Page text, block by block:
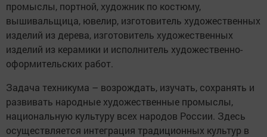
промыслы, портной, художник по костюму,
вышивальщица, ювелир, изготовитель художественных
изделий из дерева, изготовитель художественных
изделий из керамики и исполнитель художественно-
оформительских работ.
Задача техникума – возрождать, изучать, сохранять и
развивать народные художественные промыслы,
национальную культуру всех народов России. Здесь
осуществляется интеграция традиционных культур в